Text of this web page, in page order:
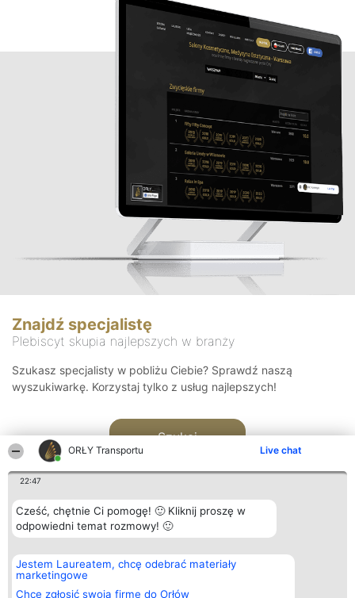
ORŁY Transportu Live chat
22:47
Cześć, chętnie Ci pomogę! 🙂 Kliknij proszę w
odpowiedni temat rozmowy! 🙂
Jestem Laureatem, chcę odebrać materiały
marketingowe
Chcę zgłosić swoją firmę do Orłów
Znajdź specjalistę
Plebiscyt skupia najlepszych w branży
Szukasz specjalisty w pobliżu Ciebie? Sprawdź naszą
wyszukiwarkę. Korzystaj tylko z usług najlepszych!
Szukaj
Organizator plebiscytu
Bright Side Solutions sp. z o.
o. sp. k.
ul. Ruska 22
Plebiscyt
Laureaci
wszystkich
Kontakt
Kontakt